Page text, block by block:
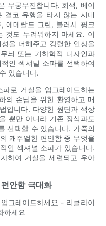
무궁무진합니다. 회색, 베이
결코 유행을 타지 않는 시대
에메랄드 그린, 블러시 핑크
것도 두려워하지 마세요. 이
을 더해주고 강렬한 인상을
늬 또는 기하학적 디자인과
인 섹셔널 소파를 선택하여
있습니다.
로 거실을 업그레이드하는
의 손님을 위한 환영하고 매
입니다. 다양한 원단과 색상
뿐만 아니라 기존 장식과도
선택할 수 있습니다. 가죽의
캐주얼한 편안함 중 무엇을
인 섹셔널 소파가 있습니다.
하여 거실을 세련되고 우아
안함 극대화
그레이드하세요 - 리클라이
하세요